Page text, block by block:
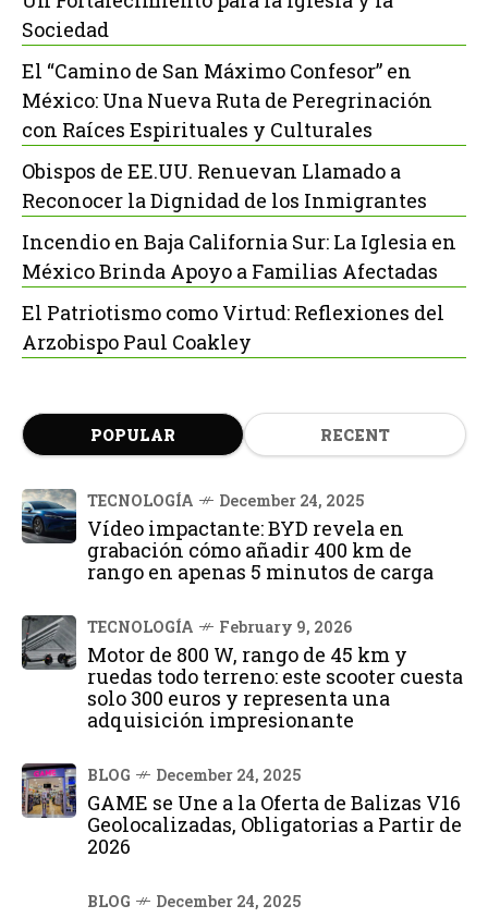
Sociedad
El “Camino de San Máximo Confesor” en
México: Una Nueva Ruta de Peregrinación
con Raíces Espirituales y Culturales
Obispos de EE.UU. Renuevan Llamado a
Reconocer la Dignidad de los Inmigrantes
Incendio en Baja California Sur: La Iglesia en
México Brinda Apoyo a Familias Afectadas
El Patriotismo como Virtud: Reflexiones del
Arzobispo Paul Coakley
POPULAR RECENT
TECNOLOGÍA December 24, 2025
Vídeo impactante: BYD revela en
grabación cómo añadir 400 km de
rango en apenas 5 minutos de carga
TECNOLOGÍA February 9, 2026
Motor de 800 W, rango de 45 km y
ruedas todo terreno: este scooter cuesta
solo 300 euros y representa una
adquisición impresionante
BLOG December 24, 2025
GAME se Une a la Oferta de Balizas V16
Geolocalizadas, Obligatorias a Partir de
2026
BLOG December 24, 2025